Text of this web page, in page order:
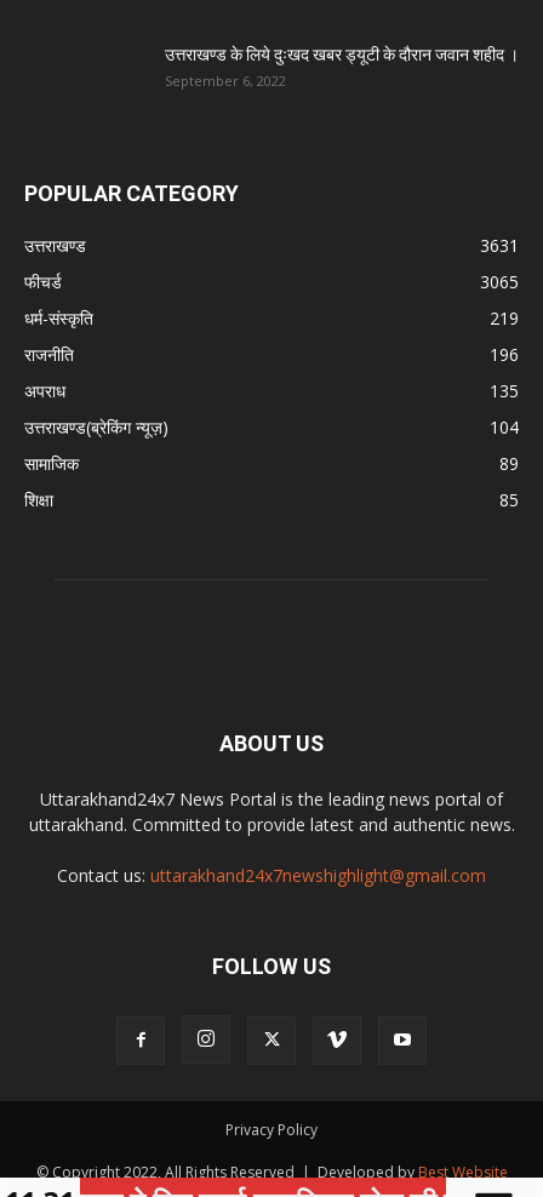
उत्तराखण्ड के लिये दुःखद खबर ड्यूटी के दौरान जवान शहीद ।
September 6, 2022
POPULAR CATEGORY
उत्तराखण्ड
3631
फीचर्ड
3065
धर्म-संस्कृति
219
राजनीति
196
अपराध
135
उत्तराखण्ड(ब्रेकिंग न्यूज़)
104
सामाजिक
89
शिक्षा
85
ABOUT US
Uttarakhand24x7 News Portal is the leading news portal of
uttarakhand. Committed to provide latest and authentic news.
Contact us: uttarakhand24x7newshighlight@gmail.com
FOLLOW US
Privacy Policy
© Copyright 2022, All Rights Reserved | Developed by Best Website